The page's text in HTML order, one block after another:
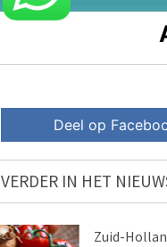
Deel op
VERDER IN HET
Zuid-